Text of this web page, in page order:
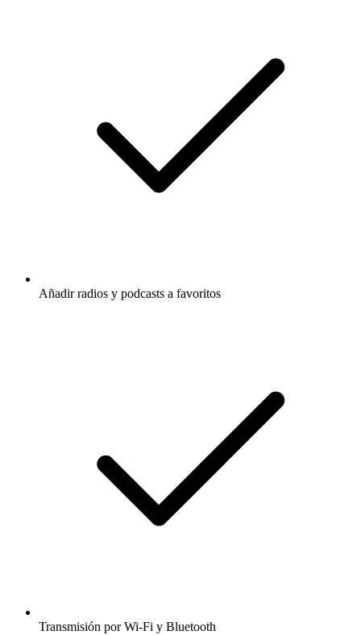
Añadir radios y podcasts a favoritos
Transmisión por Wi-Fi y Bluetooth